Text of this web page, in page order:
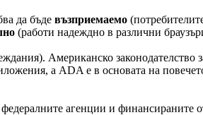
да бъде възприемаемо
(работи надеждно в различни
Американско
а ADA е в основата на
агенции и